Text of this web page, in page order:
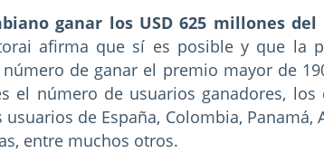
ganar los USD 625 millones del
afirma que sí es posible y que la
de ganar el premio mayor de
el número de usuarios ganadores, los
de España, Colombia, Panamá,
entre muchos otros.